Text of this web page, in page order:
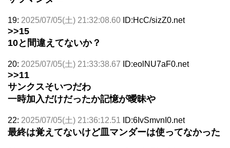
19: 2025/07/05(土) 21:32:08.60 ID:HcC/sizZ0.net
>>15
10と間違えてないか？
20: 2025/07/05(土) 21:33:38.67 ID:eolNU7aF0.net
>>11
サンクスそいつだわ
一時加入だけだったか記憶が曖昧や
22: 2025/07/05(土) 21:36:12.51 ID:6IvSmvnI0.net
最終は覚えてないけど皿マンダーは使ってなかった